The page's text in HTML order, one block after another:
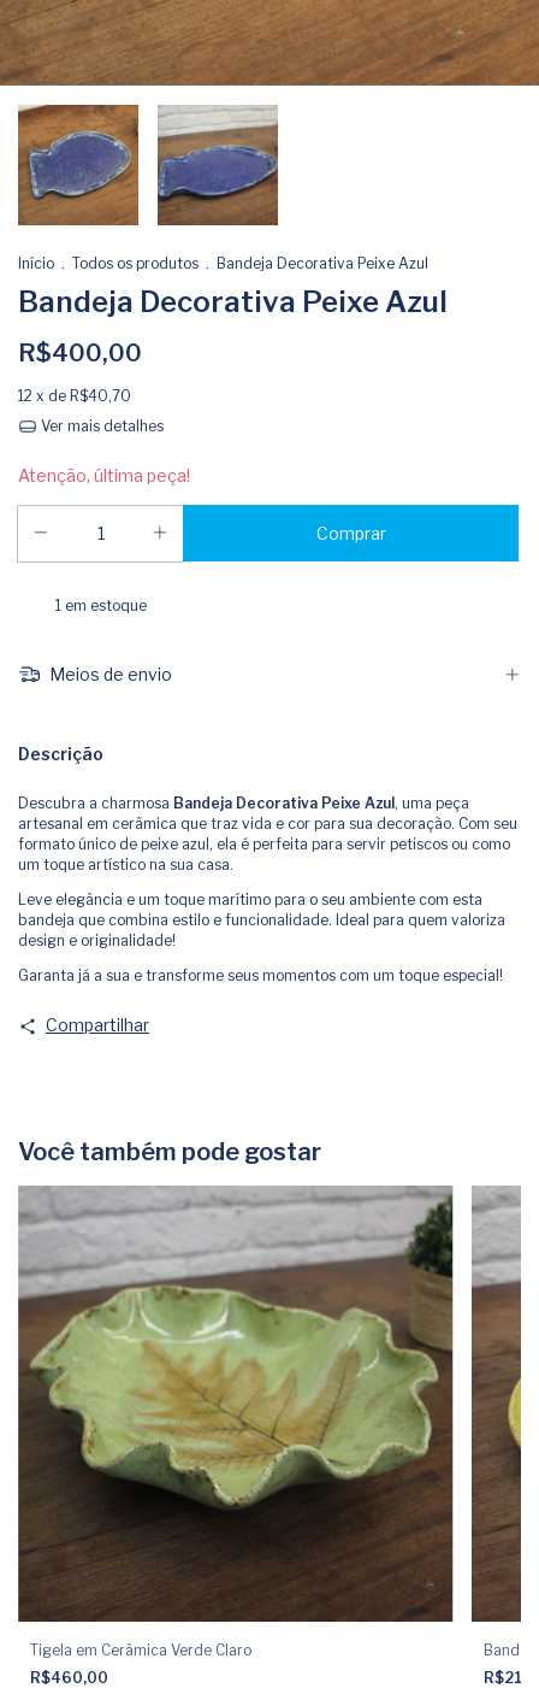
Início . Todos os produtos . Bandeja Decorativa Peixe Azul
Bandeja Decorativa Peixe Azul
R$400,00
12 x de R$40,70
Ver mais detalhes
Atenção, última peça!
1 em estoque
Meios de envio
Descrição
Descubra a charmosa Bandeja Decorativa Peixe Azul , uma peça
artesanal em cerâmica que traz vida e cor para sua decoração. Com seu
formato único de peixe azul, ela é perfeita para servir petiscos ou como
um toque artístico na sua casa.
Leve elegância e um toque marítimo para o seu ambiente com esta
bandeja que combina estilo e funcionalidade. Ideal para quem valoriza
design e originalidade!
Garanta já a sua e transforme seus momentos com um toque especial!
Compartilhar
Você também pode gostar
Tigela em Cerâmica Verde Claro
R$460,00